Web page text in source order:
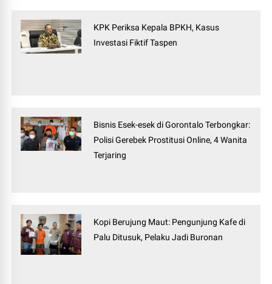
KPK Periksa Kepala BPKH, Kasus
Investasi Fiktif Taspen
Bisnis Esek-esek di Gorontalo Terbongkar:
Polisi Gerebek Prostitusi Online, 4 Wanita
Terjaring
Kopi Berujung Maut: Pengunjung Kafe di
Palu Ditusuk, Pelaku Jadi Buronan